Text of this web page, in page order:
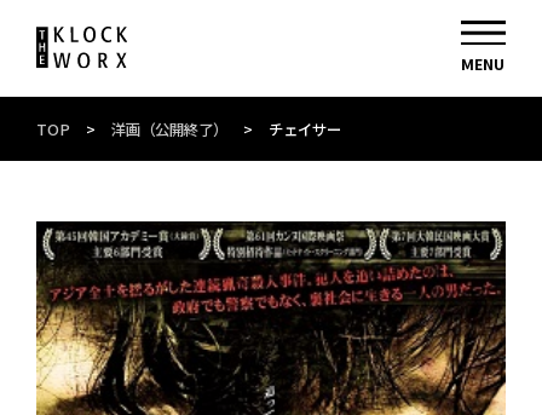
TOP > 洋画（公開終了） > チェイサー